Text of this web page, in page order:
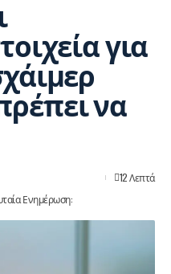
για
να
Ενημέρωση:
12 Λεπτά